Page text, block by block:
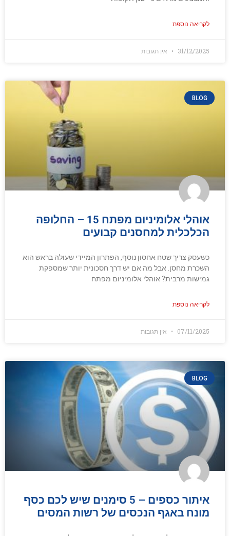
לקריאה נוספת
31/12/2025 אין תגובות
BLOG
אוהלי אלומיניום מפתח 15 – החלופה
הכלכלית למחסנים קבועים
כשעסק צריך שטח אחסון נוסף, הפתרון המיידי שעולה בראש הוא
השכרת מחסן. אבל מה אם יש דרך חסכונית יותר שמספקת
גמישות מרבית? אוהלי אלומיניום מפתח
לקריאה נוספת
07/11/2025 אין תגובות
BLOG
איתור כספים – 5 סימנים שיש לכם כסף
מונח באגף הנכסים של רשות המסים